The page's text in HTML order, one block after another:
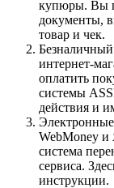
купюры. Вы
документы,
товар и чек.
интернет-
оплатить
системы
действия и
WebMoney и
система
сервиса.
инструкции.